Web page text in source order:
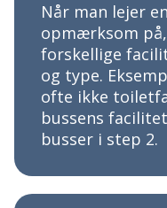
Når man lejer
opmærksom
forskellige
og type.
ofte ikke
bussens
busser i step 2.